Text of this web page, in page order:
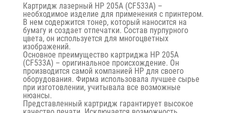
Картридж лазерный HP 205A (CF533A) –
необходимое изделие для применения с принтером.
В нем содержится тонер, который наносится на
бумагу и создает отпечатки. Состав пурпурного
цвета, он используется для многоцветных
изображений.
Основное преимущество картриджа HP 205A
(CF533A) – оригинальное происхождение. Он
производится самой компанией HP для своего
оборудования. Фирма использовала лучшее сырье
при изготовлении, учитывала все возможные
нюансы.
Представленный картридж гарантирует высокое